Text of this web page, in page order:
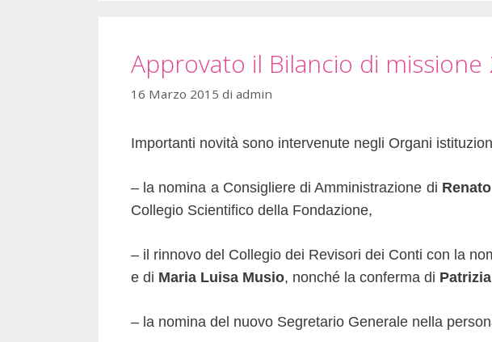
Approvato il Bilancio di missione
16 Marzo 2015 di admin
Importanti novità sono intervenute negli Organi
– la nomina a Consigliere di Amministrazione di
Collegio Scientifico della Fondazione,
– il rinnovo del Collegio dei Revisori dei Conti con la
e di Maria Luisa Musio, nonché la conferma di
– la nomina del nuovo Segretario Generale nella